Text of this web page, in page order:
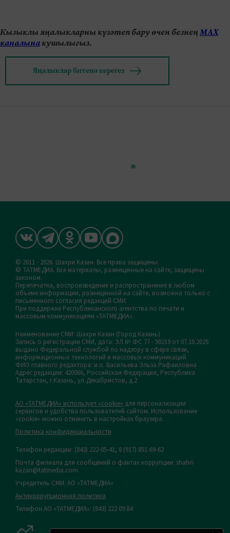
Кызыклы яңалыкларны күзәтеп бару өчен безнеңМАХ
каналынакушылыгыз.
Яңалыклар битенә керегез
© 2011 - 2026. Шахри Казан. Все права защищены.
© ТАТМЕДИА. Все материалы, размещенные на сайте, защищены
законом.
Перепечатка, воспроизведение и распространение в любом
объеме информации, размещенной на сайте, возможна только с
письменного согласия редакций СМИ.
При поддержке Республиканского агентства по печати и
массовым коммуникациям «ТАТМЕДИА».
Наименование СМИ: Шахри Казан (Город Казань)
Запись о регистрации СМИ, дата: ЭЛ № ФС 77 - 90219 от 07.10.2025
выдано Федеральной службой по надзору в сфере связи,
информационных технологий и массовых коммуникаций
ФИО главного редактора: и.о. Васильева Эльза Рафаиловна
Адрес редакции: 420066, Российская Федерация, Республика
Татарстан, г.Казань, ул.Декабристов, д.2
АО «ТАТМЕДИА» использует «cookie» для персонализации
сервисов и удобства пользователей сайтом. Использование
«cookie» можно отменить в настройках браузера.
Политика конфиденциальности
Телефон редакции: (843) 222-05-41, 8 (917) 851-69-62
Почта филиала для сообщений о фактах коррупции: shahri-
kazan@tatmedia.com
Учредитель СМИ: АО «ТАТМЕДИА»
Антикоррупционная политика
Телефон АО «ТАТМЕДИА»: (843) 222 09 84